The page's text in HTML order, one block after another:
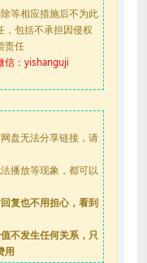
等相应措施后不为此
，包括不承担因侵权
责任
信：yishanguji
盘无法分享链接，请
播放等现象，都可以
复也不用担心，看到
不发生任何关系，只
用